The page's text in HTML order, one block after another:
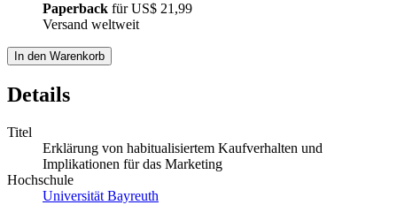
Paperback fürUS$ 21,99
Versand weltweit
In den Warenkorb
Details
Titel
Erklärung von habitualisiertem Kaufverhalten und
Implikationen für das Marketing
Hochschule
Universität Bayreuth